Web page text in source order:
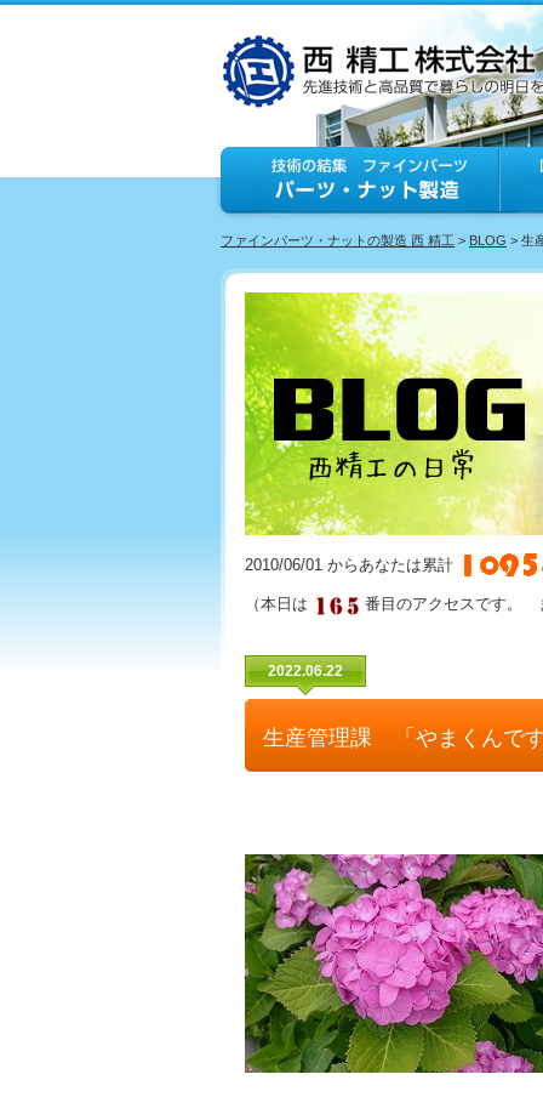
ファインパーツ・ナットの製造 西 精工 > BLOG > 生
2010/06/01 からあなたは累計
（本日は 番目のアクセスです。
2022.06.22
生産管理課 「やまくんで